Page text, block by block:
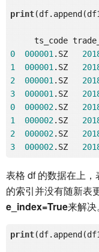
print
ts_code
0
000001 .SZ
1
000001 .SZ
2
000001 .SZ
3
000001 .SZ
0
000002.SZ
1
000002.SZ
2
000002.SZ
3
000002.SZ
表格 df 的数据在上
的索引并没有随新表
e_index=True来解决。
print